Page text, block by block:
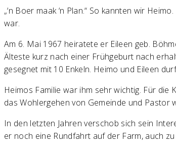
„‘n Boer maak ‘n Plan.“ So kannten wir
war.
Am 6. Mai 1967 heiratete er Eileen geb.
Älteste kurz nach einer Frühgeburt nach
gesegnet mit 10 Enkeln. Heimo und Eileen
Heimos Familie war ihm sehr wichtig. Für
das Wohlergehen von Gemeinde und Pastor
In den letzten Jahren verschob sich sein
er noch eine Rundfahrt auf der Farm, auch